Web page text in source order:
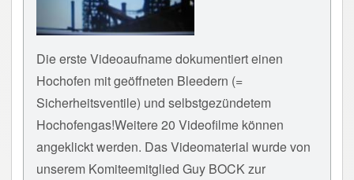
Die erste Videoaufname dokumentiert einen
Hochofen mit geöffneten Bleedern (=
Sicherheitsventile) und selbstgezündetem
Hochofengas!Weitere 20 Videofilme können
angeklickt werden. Das Videomaterial wurde von
unserem Komiteemitglied Guy BOCK zur